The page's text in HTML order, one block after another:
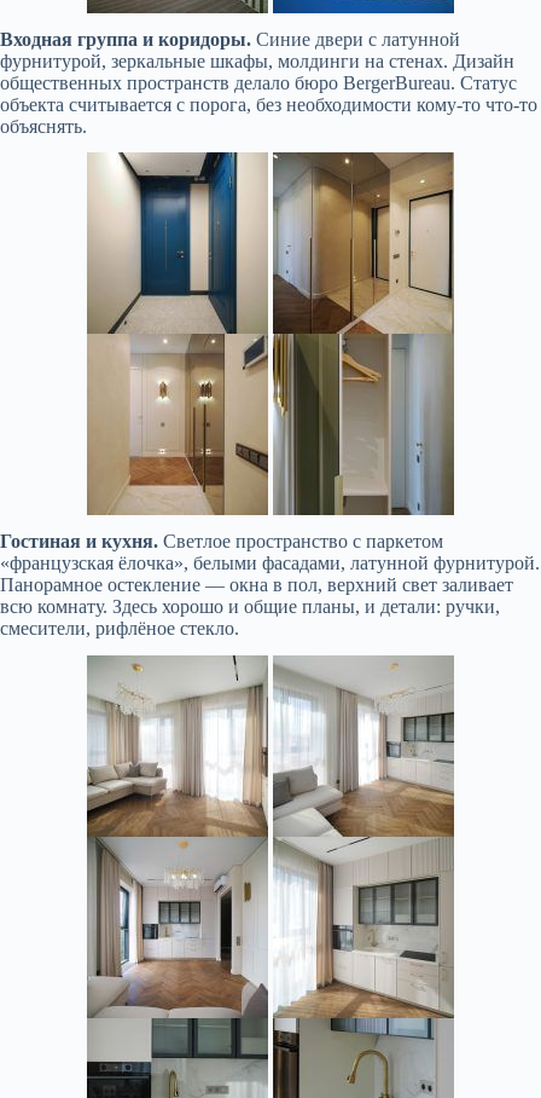
Входная группа и коридоры. Синие двери с латунной
фурнитурой, зеркальные шкафы, молдинги на стенах. Дизайн
общественных пространств делало бюро BergerBureau. Статус
объекта считывается с порога, без необходимости кому-то что-то
объяснять.
Гостиная и кухня. Светлое пространство с паркетом
«французская ёлочка», белыми фасадами, латунной фурнитурой.
Панорамное остекление — окна в пол, верхний свет заливает
всю комнату. Здесь хорошо и общие планы, и детали: ручки,
смесители, рифлёное стекло.